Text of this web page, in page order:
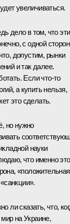
увеличиваться.
дело в том, что эти
с одной
допустим, рынки
и так далее.
Если что‑то
а купить нельзя,
это сделать.
но нужно
науки
что именно это
«положительная
ли сказать, что,
на Украине,